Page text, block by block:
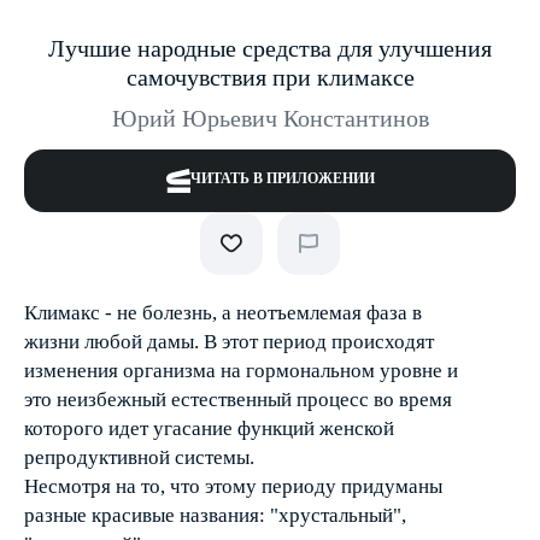
Лучшие народные средства для улучшения
самочувствия при климаксе
Юрий Юрьевич Константинов
ЧИТАТЬ В ПРИЛОЖЕНИИ
Климакс - не болезнь, а неотъемлемая фаза в
жизни любой дамы. В этот период происходят
изменения организма на гормональном уровне и
это неизбежный естественный процесс во время
которого идет угасание функций женской
репродуктивной системы.
Несмотря на то, что этому периоду придуманы
разные красивые названия: "хрустальный",